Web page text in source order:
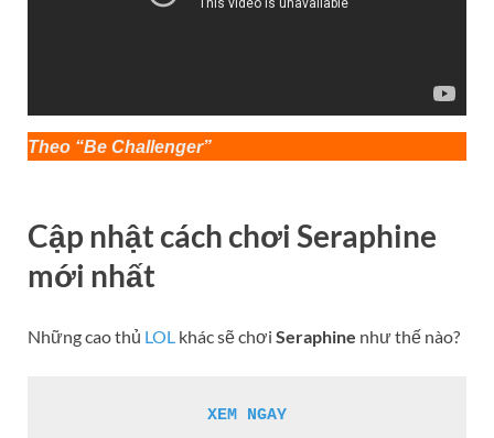
Theo “Be Challenger”
Cập nhật cách chơi Seraphine
mới nhất
Những cao thủ LOL khác sẽ chơi Seraphine như thế nào?
XEM NGAY